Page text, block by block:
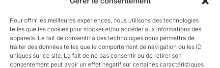
Pour offrir les meilleures expériences, nous utilisons des technologies
telles que les cookies pour stocker et/ou accéder aux informations des
appareils. Le fait de consentir à ces technologies nous permettra de
traiter des données telles que le comportement de navigation ou les ID
uniques sur ce site. Le fait de ne pas consentir ou de retirer son
consentement peut avoir un effet négatif sur certaines caractéristiques
(1950).
Extrait du discours prononcé par le
professeur Nikolaas Tinbergen à
Stockholm, le 12 décembre 1973, quand il